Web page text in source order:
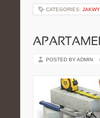
CATEGORIES:
POSTED BY ADMIN